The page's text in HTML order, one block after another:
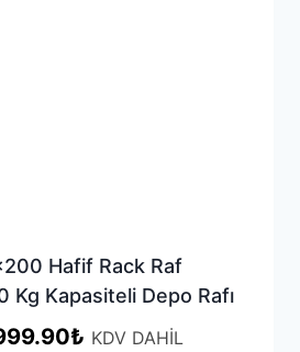
Hafif Rack Raf
Kg Kapasiteli Depo Rafı
₺Şu
KDV DAHİL